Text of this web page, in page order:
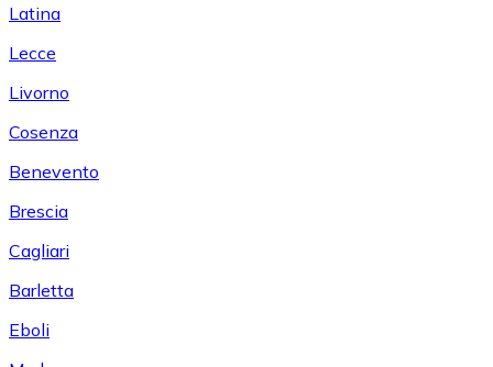
Latina
Lecce
Livorno
Cosenza
Benevento
Brescia
Cagliari
Barletta
Eboli